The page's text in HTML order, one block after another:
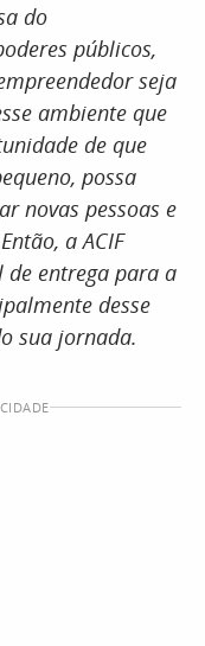
do
públicos,
seja
ambiente que
de que
possa
novas pessoas e
a ACIF
de entrega para a
desse
sua jornada.